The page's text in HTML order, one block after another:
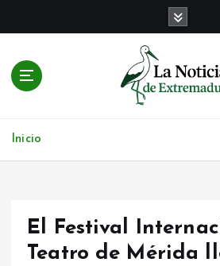
Inicio
El Festival
Teatro de Mérida